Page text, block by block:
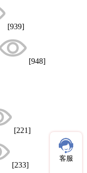
[939]
[948]
[221]
[233]
客服